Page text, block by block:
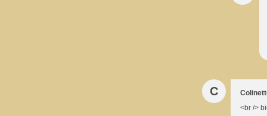
C
<br />